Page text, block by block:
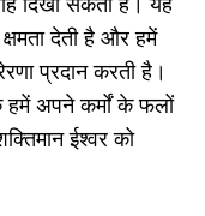
देती है और हमें
प्रदान करती है।
हमें अपने कर्मों के फलों
ईश्वर को